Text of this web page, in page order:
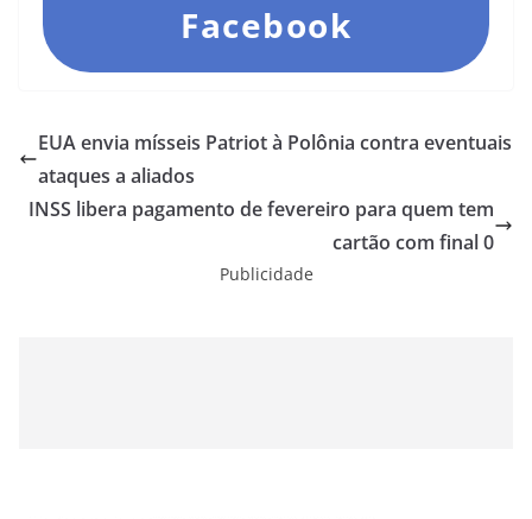
Facebook
EUA envia mísseis Patriot à Polônia contra eventuais
ataques a aliados
INSS libera pagamento de fevereiro para quem tem
cartão com final 0
Publicidade